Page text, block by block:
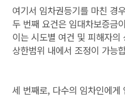
여기서 임차권등기를 마친 경
두 번째 요건은 임대차보증금
이는 시도별 여건 및 피해자의
상한범위 내에서 조정이 가능
세 번째로, 다수의 임차인에게